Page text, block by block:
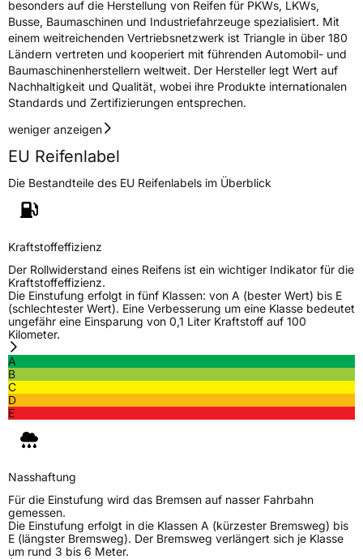
Rollgeräusch (dB)71
FahrzeugklasseC1
3PMSF / Schneeflockensymbol / Alpine-SymbolJa
Allgemeine Produktsicherheit (GPSR)
Herstellerkontakt
besonders auf die Herstellung von Reifen für PKWs, LKWs,
Busse, Baumaschinen und Industriefahrzeuge spezialisiert. Mit
einem weitreichenden Vertriebsnetzwerk ist Triangle in über 180
Ländern vertreten und kooperiert mit führenden Automobil- und
Baumaschinenherstellern weltweit. Der Hersteller legt Wert auf
Nachhaltigkeit und Qualität, wobei ihre Produkte internationalen
Standards und Zertifizierungen entsprechen.
weniger anzeigen
EU Reifenlabel
Die Bestandteile des EU Reifenlabels im Überblick
Kraftstoffeffizienz
Der Rollwiderstand eines Reifens ist ein wichtiger Indikator für die
Kraftstoffeffizienz.
Die Einstufung erfolgt in fünf Klassen: von A (bester Wert) bis E
(schlechtester Wert). Eine Verbesserung um eine Klasse bedeutet
ungefähr eine Einsparung von 0,1 Liter Kraftstoff auf 100
Kilometer.
A
B
C
D
E
Nasshaftung
Für die Einstufung wird das Bremsen auf nasser Fahrbahn
gemessen.
Die Einstufung erfolgt in die Klassen A (kürzester Bremsweg) bis
E (längster Bremsweg). Der Bremsweg verlängert sich je Klasse
um rund 3 bis 6 Meter.